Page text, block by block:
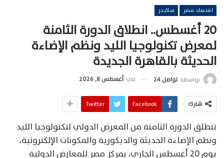
اقتصاد مصر سلايدر
20 أغسطس.. انطلاق الدورة الثامنة
لمعرض تكنولوجيا الليد ونظم الإضاءة
الحديثة بالقاهرة الجديدة
بواسطة تواصل 24 في أغسطس 8, 2026
شارك Facebook
Twitter
تنطلق الدورة الثامنة من المعرض الدولي لتكنولوجيا الليد
ونظم الإضاءة الحديثة والديكورية والمكونات الإلكترونية،
يوم 20 أغسطس الجاري، بمركز مصر للمعارض الدولية